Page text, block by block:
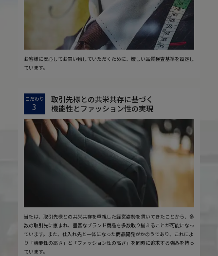
お客様に安心してお買い物していただくために、厳しい品質検査基準を設定し
ています。
こだわり
3
取引先様との共栄共存に基づく
機能性とファッション性の実現
当社は、取引先様との共栄共存を重視した経営姿勢を貫いてきたことから、多
数の取引先に恵まれ、豊富なブランド商品を多数取り揃えることが可能になっ
ています。また、仕入れ先と一体になった商品開発がかのうであり、これによ
り「機能性の高さ」と「ファッション性の高さ」を同時に追求する強みを持っ
ています。